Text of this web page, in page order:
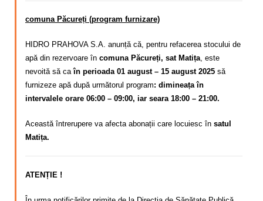
comuna Păcureți (program furnizare)
HIDRO PRAHOVA S.A. anunță că, pentru refacerea stocului de
apă din rezervoare în comuna Păcureți, sat Matița, este
nevoită să caîn perioada 01 august – 15 august 2025 să
furnizeze apă după următorul program: dimineața în
intervalele orare 06:00 – 09:00, iar seara 18:00 – 21:00.
Această întrerupere va afecta abonații care locuiesc în satul
Matița.
ATENȚIE !